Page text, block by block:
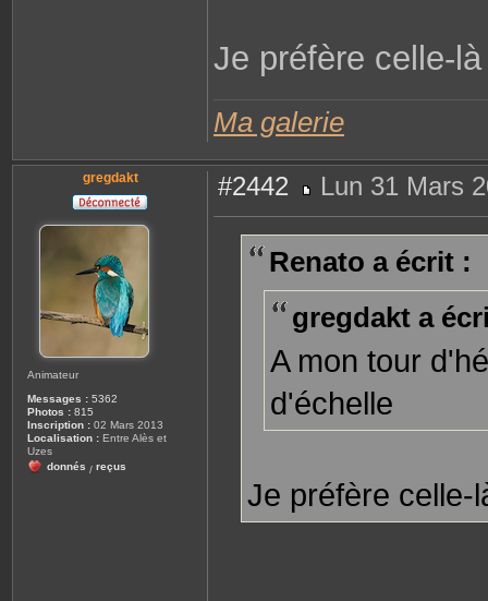
a
t
Je préfère celle-
Ma galerie
gregdakt
Animateur
Messages : 5362
Photos : 815
Inscription : 02 Mars 2013
Localisation : Entre Alès et
Uzes
donnés / reçus
#2442
e
Lun 31 Mars
Renato a écrit :
gregdakt a
A mon tour
d'échelle
Je préfère celle-